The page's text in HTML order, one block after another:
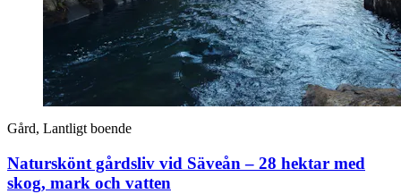
Gård, Lantligt boende
Naturskönt gårdsliv vid Säveån – 28 hektar med
skog, mark och vatten